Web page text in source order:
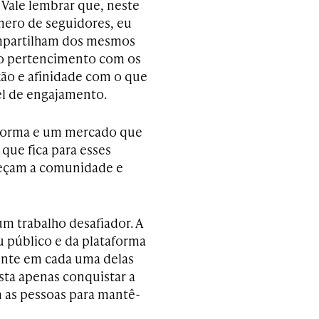
lembrar que, neste
de seguidores, eu
dos mesmos
pertencimento com os
e afinidade com o que
de engajamento.
e um mercado que
fica para esses
a comunidade e
trabalho desafiador. A
público e da plataforma
em cada uma delas
apenas conquistar a
pessoas para mantê-